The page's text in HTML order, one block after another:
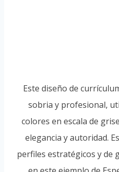
Este diseño de
sobria y profesional,
colores en escala de
elegancia y autoridad.
perfiles estratégicos y de